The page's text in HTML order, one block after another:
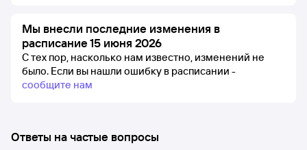
Мы внесли последние изменения в
расписание 15 июня 2026
С тех пор, насколько нам известно, изменений не
было. Если вы нашли ошибку в расписании -
сообщите нам
Ответы на частые вопросы